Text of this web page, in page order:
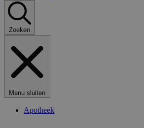
Zoeken
Menu sluiten
Apotheek